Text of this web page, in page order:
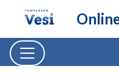
Hyppää sisältöön